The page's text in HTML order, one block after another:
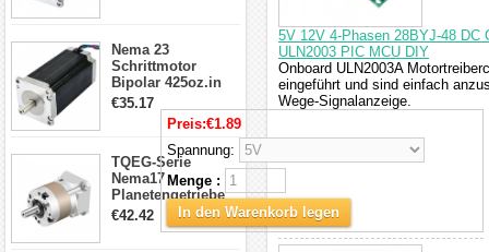
Nema 23
Schrittmotor
Bipolar 425oz.in
4.2A 57x57x114mm
4 Draht Hybrid
Schrittmotor
€35.17
TQEG-Serie
Nema17
Planetengetriebe
5:1 Spiel 15Arc-
min für Nema 17
€42.42
5V 12V 4-Phasen 28BYJ-48 DC
ULN2003 PIC MCU DIY
Onboard ULN2003A
eingeführt und sind einfach
Wege-Signalanzeige.
Preis:€1.89
Spannung:
Menge :
In den Warenkorb legen